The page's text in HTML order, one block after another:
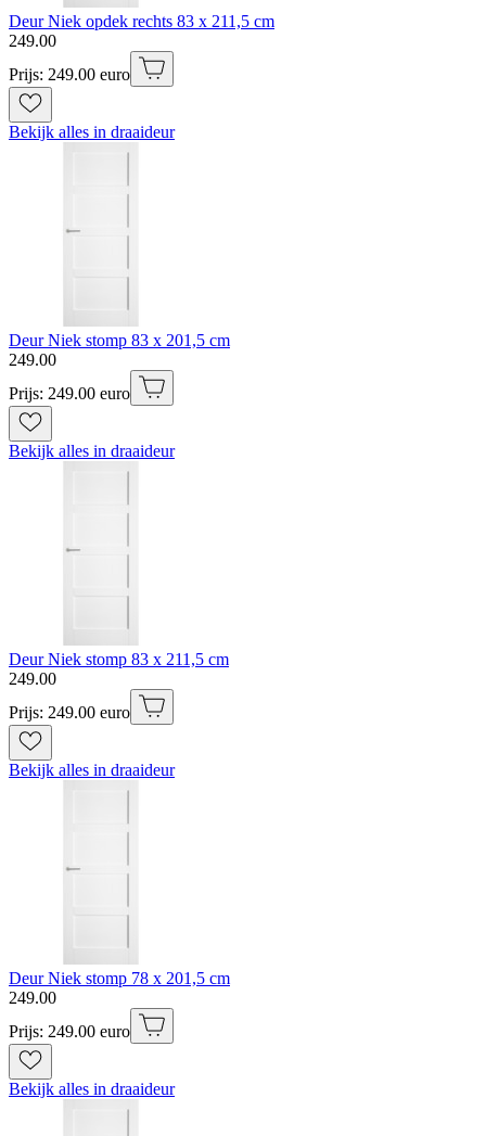
Deur Niek opdek rechts 83 x 211,5 cm
249.00
Prijs: 249.00 euro
Bekijk alles in draaideur
Deur Niek stomp 83 x 201,5 cm
249.00
Prijs: 249.00 euro
Bekijk alles in draaideur
Deur Niek stomp 83 x 211,5 cm
249.00
Prijs: 249.00 euro
Bekijk alles in draaideur
Deur Niek stomp 78 x 201,5 cm
249.00
Prijs: 249.00 euro
Bekijk alles in draaideur